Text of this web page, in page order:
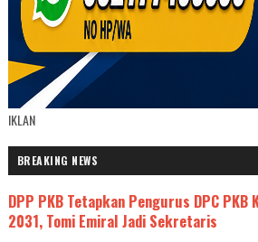
IKLAN
BREAKING NEWS
DPP PKB Tetapkan Pengurus DPC
2031, Tomi Emiral Jadi Sekretaris